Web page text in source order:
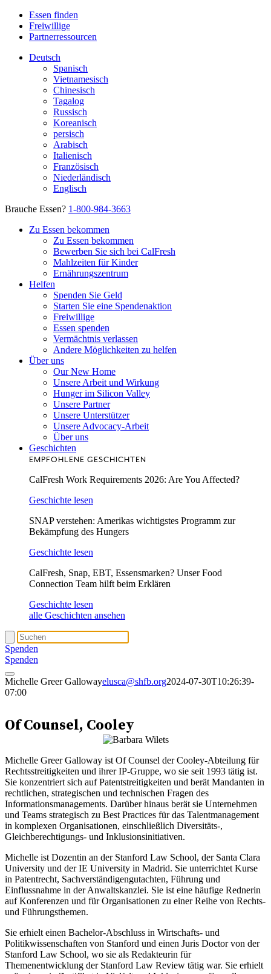
Essen finden
Freiwillige
Partnerressourcen
Deutsch
Spanisch
Vietnamesisch
Chinesisch
Tagalog
Russisch
Koreanisch
persisch
Arabisch
Italienisch
Französisch
Niederländisch
Englisch
Brauche Essen? 1-800-984-3663
Zu Essen bekommen
Zu Essen bekommen
Bewerben Sie sich bei CalFresh
Mahlzeiten für Kinder
Ernährungszentrum
Helfen
Spenden Sie Geld
Starten Sie eine Spendenaktion
Freiwillige
Essen spenden
Vermächtnis verlassen
Andere Möglichkeiten zu helfen
Über uns
Our New Home
Unsere Arbeit und Wirkung
Hunger im Silicon Valley
Unsere Partner
Unsere Unterstützer
Unsere Advocacy-Arbeit
Über uns
Geschichten
EMPFOHLENE GESCHICHTEN
CalFresh Work Requirements 2026: Are You Affected?
Geschichte lesen
SNAP verstehen: Amerikas wichtigstes Programm zur
Bekämpfung des Hungers
Geschichte lesen
CalFresh, Snap, EBT, Essensmarken? Unser Food
Connection Team hilft beim Erklären
Geschichte lesen
alle Geschichten ansehen
Spenden
Spenden
Michelle Greer Gallowayelusca@shfb.org2024-07-30T10:26:39-
07:00
Of Counsel, Cooley
Michelle Greer Galloway ist Of Counsel der Cooley-Abteilung für
Rechtsstreitigkeiten und ihrer IP-Gruppe, wo sie seit 1993 tätig ist.
Sie konzentriert sich auf Patentstreitigkeiten und berät Mandanten in
rechtlichen, strategischen und technischen Fragen des
Informationsmanagements. Darüber hinaus berät sie Unternehmen
und Teams strategisch zu Best Practices für das Talentmanagement
in komplexen Organisationen, einschließlich Diversitäts-,
Gleichberechtigungs- und Inklusionsinitiativen.
Michelle ist Dozentin an der Stanford Law School, der Santa Clara
University und der IE University in Madrid. Sie unterrichtet Kurse
in Patentrecht, Sachverständigengutachten, Führung und
Einflussnahme in der Anwaltskanzlei. Sie ist eine häufige Rednerin
auf Konferenzen und für Organisationen zu einer Reihe von Rechts-
und Führungsthemen.
Sie erhielt einen Bachelor-Abschluss in Wirtschafts- und
Politikwissenschaften von Stanford und einen Juris Doctor von der
Stanford Law School, wo sie als Redakteurin für
Themenentwicklung der Stanford Law Review tätig war. Sie erhielt